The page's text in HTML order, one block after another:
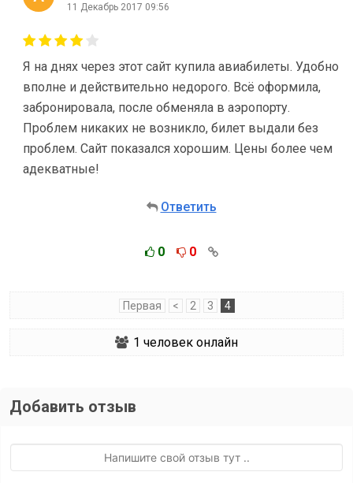
11 Декабрь 2017 09:56
Я на днях через этот сайт купила авиабилеты. Удобно
вполне и действительно недорого. Всё оформила,
забронировала, после обменяла в аэропорту.
Проблем никаких не возникло, билет выдали без
проблем. Сайт показался хорошим. Цены более чем
адекватные!
Ответить
0 0
Первая < 2 3 4
1 человек онлайн
Добавить отзыв